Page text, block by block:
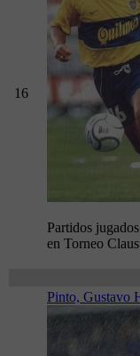
16
Partidos
en Torneo
Pinto, Gustavo